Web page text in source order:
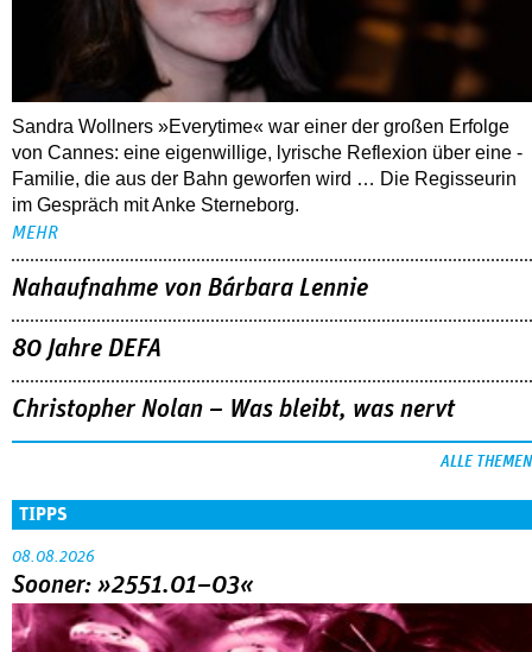
Sandra Wollners »Everytime« war einer der großen Erfolge
von Cannes: eine eigenwillige, lyrische Reflexion über eine ­
Familie, die aus der Bahn geworfen wird … Die Regisseurin
im Gespräch mit Anke Sterneborg.
MEHR
Nahaufnahme von Bárbara Lennie
80 Jahre DEFA
Christopher Nolan – Was bleibt, was nervt
ALLE THEMEN
TIPPS
08.08.2026
Sooner: »2551.01–03«